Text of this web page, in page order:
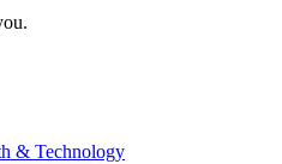
& Technology